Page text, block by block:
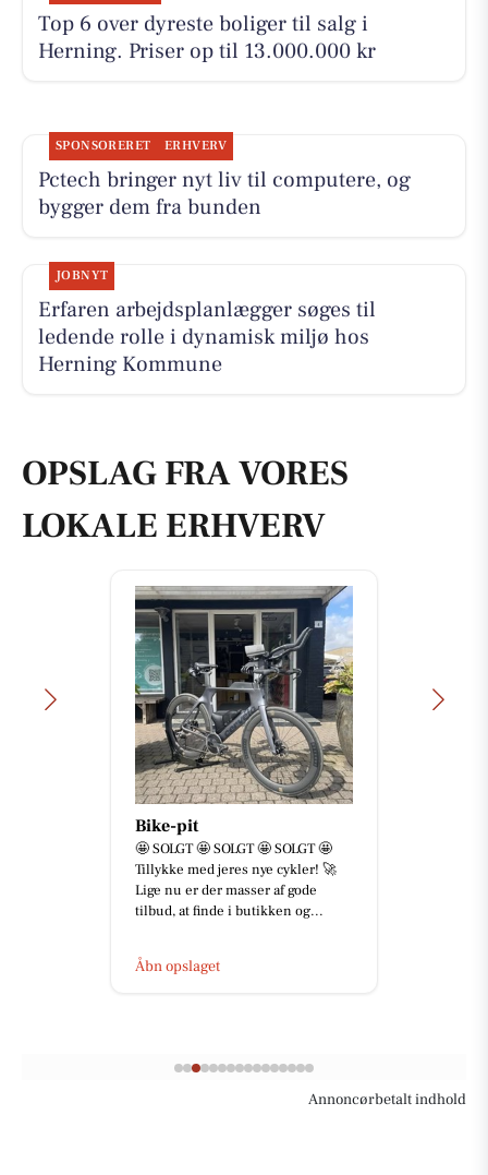
Top 6 over dyreste boliger til salg i
Herning. Priser op til 13.000.000 kr
SPONSORERET ERHVERV
Pctech bringer nyt liv til computere, og
bygger dem fra bunden
JOBNYT
Erfaren arbejdsplanlægger søges til
ledende rolle i dynamisk miljø hos
Herning Kommune
OPSLAG FRA VORES
LOKALE ERHVERV
Bike-pit
🤩 SOLGT 🤩 SOLGT 🤩 SOLGT 🤩
Tillykke med jeres nye cykler! 🚀
Lige nu er der masser af gode
tilbud, at finde i butikken og...
Åbn opslaget
Annoncørbetalt indhold